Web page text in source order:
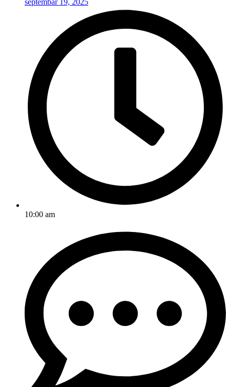
septembar 19, 2025
10:00 am